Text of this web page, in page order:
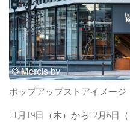
ポップアップストアイメージ
11月19日（木）から12月6日